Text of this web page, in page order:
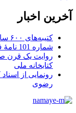
آخرین اخبار
کتیبه‌های ۶۰۰ ساله فارسی در هندوستان
شماره 101 نامۀ فرهنگستان منتشر شد
روایت یک قرن
کتابخانه ملی
رونمایی از
رضوی